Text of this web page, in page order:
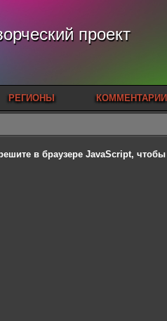
проект
РЕГИОНЫ КОММЕНТАРИИ
в браузере JavaScript,